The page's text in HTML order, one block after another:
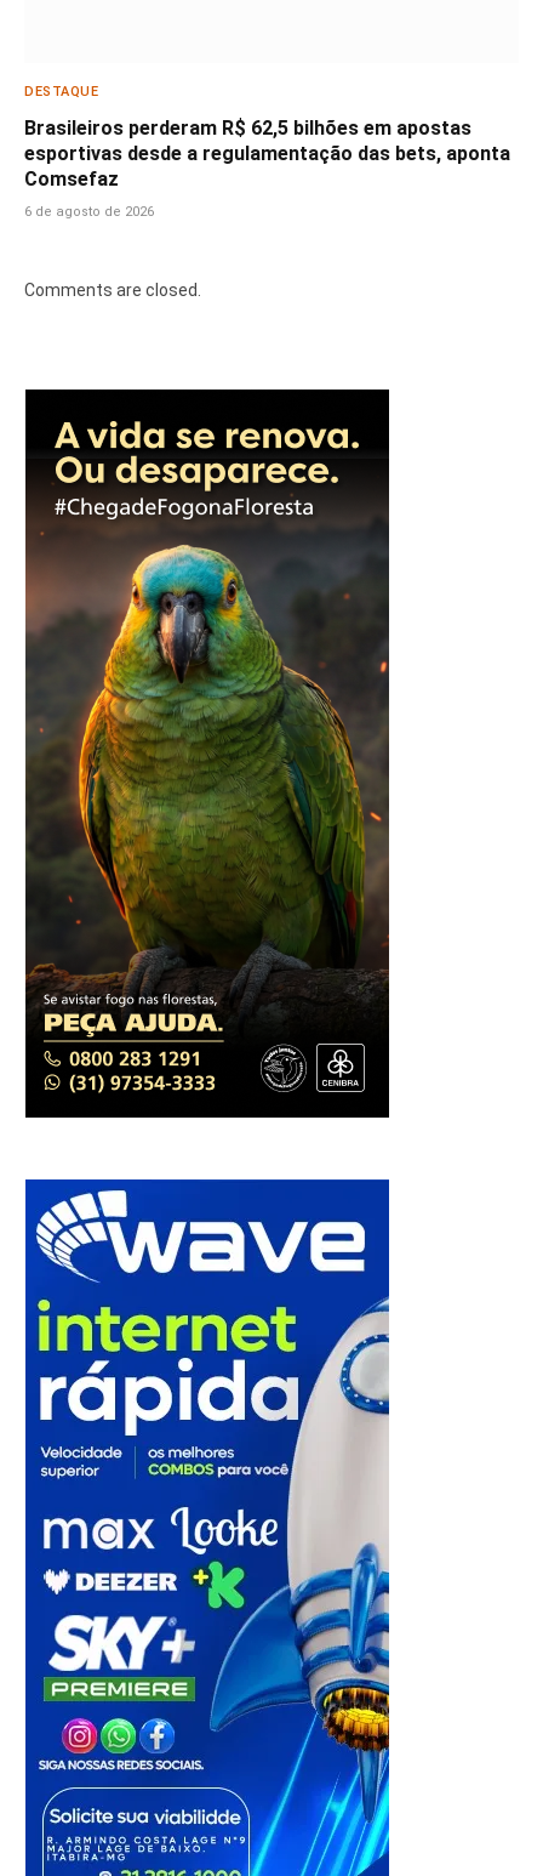
DESTAQUE
Brasileiros perderam R$ 62,5 bilhões em apostas
esportivas desde a regulamentação das bets, aponta
Comsefaz
6 de agosto de 2026
Comments are closed.